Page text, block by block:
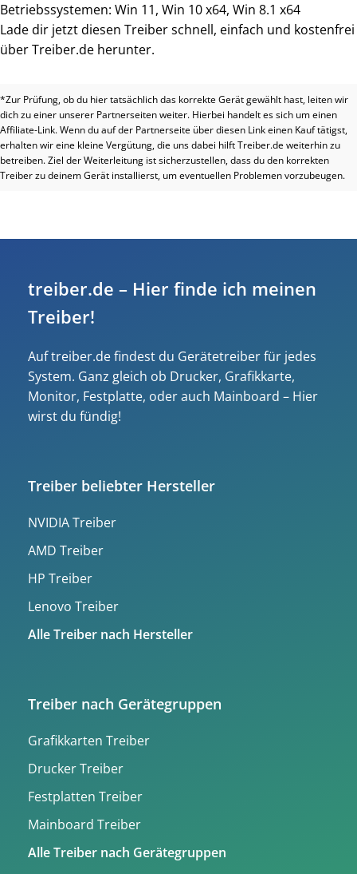
Betriebssystemen: Win 11, Win 10 x64, Win 8.1 x64
Lade dir jetzt diesen Treiber schnell, einfach und kostenfrei
über Treiber.de herunter.
*Zur Prüfung, ob du hier tatsächlich das korrekte Gerät gewählt hast, leiten wir
dich zu einer unserer Partnerseiten weiter. Hierbei handelt es sich um einen
Affiliate-Link. Wenn du auf der Partnerseite über diesen Link einen Kauf tätigst,
erhalten wir eine kleine Vergütung, die uns dabei hilft Treiber.de weiterhin zu
betreiben. Ziel der Weiterleitung ist sicherzustellen, dass du den korrekten
Treiber zu deinem Gerät installierst, um eventuellen Problemen vorzubeugen.
treiber.de – Hier finde ich meinen
Treiber!
Auf treiber.de findest du Gerätetreiber für jedes
System. Ganz gleich ob Drucker, Grafikkarte,
Monitor, Festplatte, oder auch Mainboard – Hier
wirst du fündig!
Treiber beliebter Hersteller
NVIDIA Treiber
AMD Treiber
HP Treiber
Lenovo Treiber
Alle Treiber nach Hersteller
Treiber nach Gerätegruppen
Grafikkarten Treiber
Drucker Treiber
Festplatten Treiber
Mainboard Treiber
Alle Treiber nach Gerätegruppen